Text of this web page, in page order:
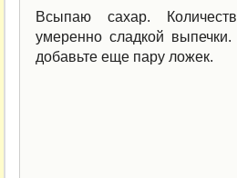
Всыпаю сахар.
умеренно сладкой
добавьте еще пару ложек.